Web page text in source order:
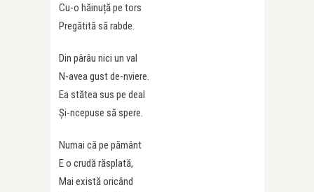
Cu-o hăinuță pe tors
Pregătită să rabde.
Din pârâu nici un val
N-avea gust de-nviere.
Ea stătea sus pe deal
Și-ncepuse să spere.
Numai că pe pământ
E o crudă răsplată,
Mai există oricând